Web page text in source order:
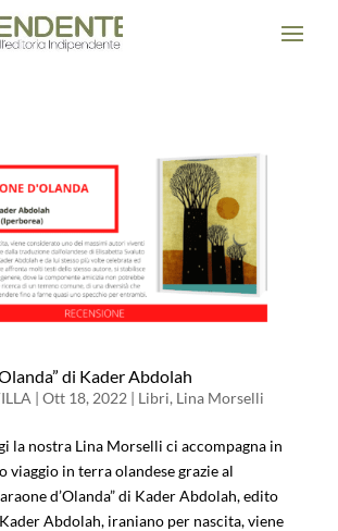
di Kader Abdolah
| Ott 18, 2022 | Libri, Lina Morselli
la nostra Lina Morselli ci accompagna in
viaggio in terra olandese grazie al
d’Olanda” di Kader Abdolah, edito
Abdolah, iraniano per nascita, viene